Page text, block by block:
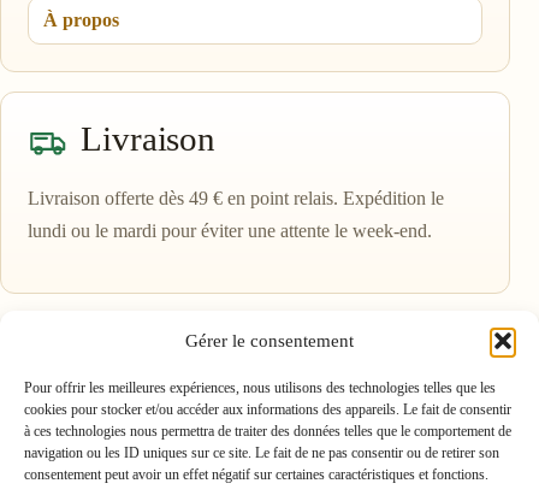
Gérer le consentement
Pour offrir les meilleures expériences, nous utilisons des technologies telles que les
cookies pour stocker et/ou accéder aux informations des appareils. Le fait de consentir
à ces technologies nous permettra de traiter des données telles que le comportement de
navigation ou les ID uniques sur ce site. Le fait de ne pas consentir ou de retirer son
consentement peut avoir un effet négatif sur certaines caractéristiques et fonctions.
À propos
Livraison
Livraison offerte dès 49 € en point relais. Expédition le
lundi ou le mardi pour éviter une attente le week-end.
Gelée royale bio française
Production artisanale, certifiée bio, en direct des Hautes-Alpes.